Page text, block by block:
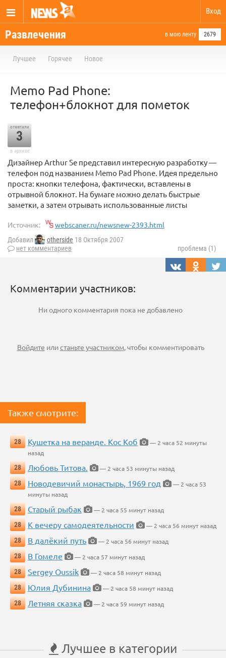
Вход
Развлечения в мою ленту 2679
Лучшее Горячее Новое
Memo Pad Phone:
телефон+блокнот для пометок
отметили
3
в архиве
Дизайнер Arthur Se представил интересную разработку —
телефон под названием Memo Pad Phone. Идея предельно
проста: кнопки телефона, фактически, вставлены в
отрывной блокнот. На бумаге можно делать быстрые
заметки, а затем отрывать использованные листы
Источник: webscaner.ru/newsnew-2393.html
Добавил otherside 18 Октября 2007
нет комментариев
проблема (1)
Комментарии участников:
Ни одного комментария пока не добавлено
Войдите илистаньте участником, чтобы комментировать
Также смотрите:
28 Кушетка на веранде. Кос Коб
— 2 часа 52 минуты
назад
28
Любовь Титова.
— 2 часа 53 минуты назад
28
Новодевичий монастырь, 1969 год
— 2 часа 53
минуты назад
28
Старый рыбак
— 2 часа 55 минут назад
28
К вечеру самодеятельности
— 2 часа 56 минут назад
28
В далёкий путь
— 2 часа 56 минут назад
28
В Гомеле
— 2 часа 57 минут назад
28
Sergey Oussik
— 2 часа 58 минут назад
28
Юлия Дубинина
— 2 часа 58 минут назад
28
Летняя сказка — 2 часа 59 минут назад
Лучшее в категории